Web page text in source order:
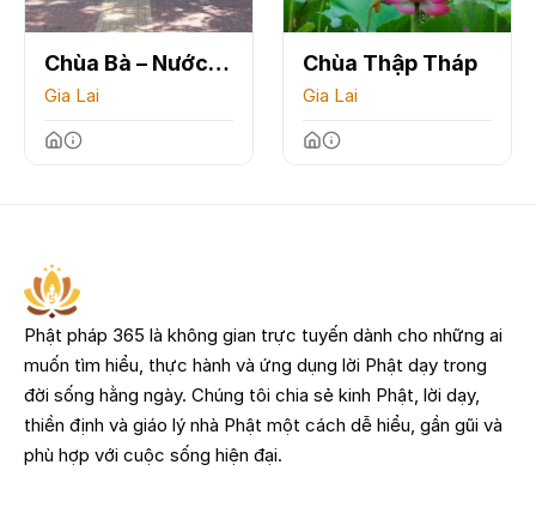
Chùa Bà – Nước
Mặn
Gia Lai
Chùa Thập Tháp
Gia Lai
Phật pháp 365 là không gian trực tuyến dành cho những ai
muốn tìm hiểu, thực hành và ứng dụng lời Phật dạy trong
đời sống hằng ngày. Chúng tôi chia sẻ kinh Phật, lời dạy,
thiền định và giáo lý nhà Phật một cách dễ hiểu, gần gũi và
phù hợp với cuộc sống hiện đại.